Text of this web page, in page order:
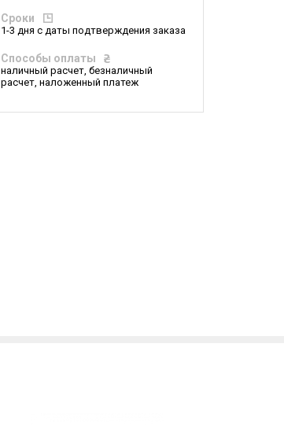
Сроки
1-3 дня с даты подтверждения заказа
Способы оплаты
наличный расчет, безналичный
расчет, наложенный платеж